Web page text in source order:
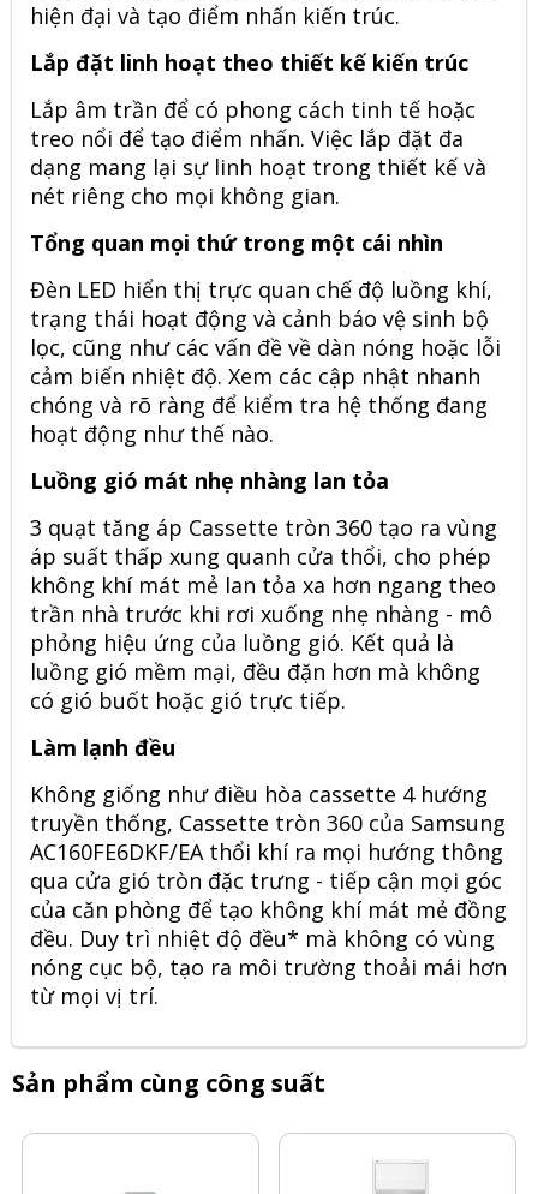
hiện đại và tạo điểm nhấn kiến trúc.
Lắp đặt linh hoạt theo thiết kế kiến trúc
Lắp âm trần để có phong cách tinh tế hoặc
treo nổi để tạo điểm nhấn. Việc lắp đặt đa
dạng mang lại sự linh hoạt trong thiết kế và
nét riêng cho mọi không gian.
Tổng quan mọi thứ trong một cái nhìn
Đèn LED hiển thị trực quan chế độ luồng khí,
trạng thái hoạt động và cảnh báo vệ sinh bộ
lọc, cũng như các vấn đề về dàn nóng hoặc lỗi
cảm biến nhiệt độ. Xem các cập nhật nhanh
chóng và rõ ràng để kiểm tra hệ thống đang
hoạt động như thế nào.
Luồng gió mát nhẹ nhàng lan tỏa
3 quạt tăng áp Cassette tròn 360 tạo ra vùng
áp suất thấp xung quanh cửa thổi, cho phép
không khí mát mẻ lan tỏa xa hơn ngang theo
trần nhà trước khi rơi xuống nhẹ nhàng - mô
phỏng hiệu ứng của luồng gió. Kết quả là
luồng gió mềm mại, đều đặn hơn mà không
có gió buốt hoặc gió trực tiếp.
Làm lạnh đều
Không giống như điều hòa cassette 4 hướng
truyền thống, Cassette tròn 360 của Samsung
AC160FE6DKF/EAthổi khí ra mọi hướng thông
qua cửa gió tròn đặc trưng - tiếp cận mọi góc
của căn phòng để tạo không khí mát mẻ đồng
đều. Duy trì nhiệt độ đều* mà không có vùng
nóng cục bộ, tạo ra môi trường thoải mái hơn
từ mọi vị trí.
Sản phẩm cùng công suất